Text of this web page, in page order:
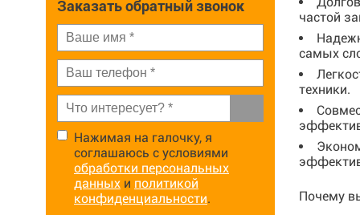
Заказать обратный звонок
Нажимая на галочку, я
соглашаюсь с условиями
обработки персональных
данных и политикой
конфиденциальности.
частой
самых
техники.
Почему